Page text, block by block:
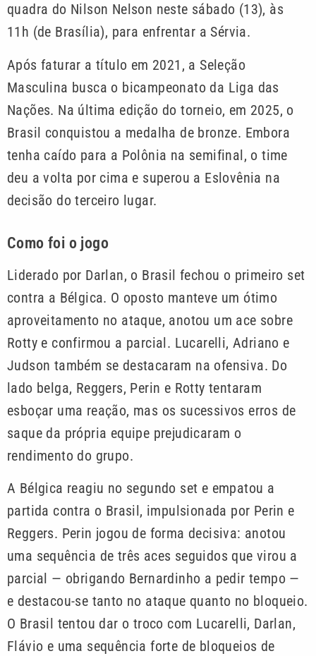
quadra do Nilson Nelson neste sábado (13), às
11h (de Brasília), para enfrentar a Sérvia.
Após faturar a título em 2021, a Seleção
Masculina busca o bicampeonato da Liga das
Nações. Na última edição do torneio, em 2025, o
Brasil conquistou a medalha de bronze. Embora
tenha caído para a Polônia na semifinal, o time
deu a volta por cima e superou a Eslovênia na
decisão do terceiro lugar.
Como foi o jogo
Liderado por Darlan, o Brasil fechou o primeiro set
contra a Bélgica. O oposto manteve um ótimo
aproveitamento no ataque, anotou um ace sobre
Rotty e confirmou a parcial. Lucarelli, Adriano e
Judson também se destacaram na ofensiva. Do
lado belga, Reggers, Perin e Rotty tentaram
esboçar uma reação, mas os sucessivos erros de
saque da própria equipe prejudicaram o
rendimento do grupo.
A Bélgica reagiu no segundo set e empatou a
partida contra o Brasil, impulsionada por Perin e
Reggers. Perin jogou de forma decisiva: anotou
uma sequência de três aces seguidos que virou a
parcial — obrigando Bernardinho a pedir tempo —
e destacou-se tanto no ataque quanto no bloqueio.
O Brasil tentou dar o troco com Lucarelli, Darlan,
Flávio e uma sequência forte de bloqueios de